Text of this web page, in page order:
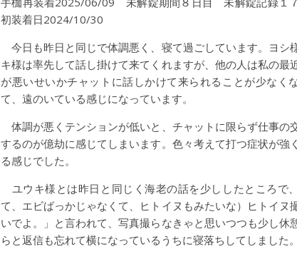
初装着日2024/10/30
今日も昨日と同じで体調悪く、寝て過ごしています。ヨシ
キ様は率先して話し掛けて来てくれますが、他の人は私の最
が悪いせいかチャットに話しかけて来られることが少なく
て、遠のいている感じになっています。
体調が悪くテンションが低いと、チャットに限らず仕事の
するのが億劫に感じてしまいます。色々考えて打つ症状が強
る感じでした。
ユウキ様とは昨日と同じく海老の話を少ししたところで
て、エビばっかじゃなくて、ヒトイヌもみたいな）ヒトイヌ
いでよ。」と言われて、写真撮らなきゃと思いつつも少し休
らと返信も忘れて横になっているうちに寝落ちしてしました。